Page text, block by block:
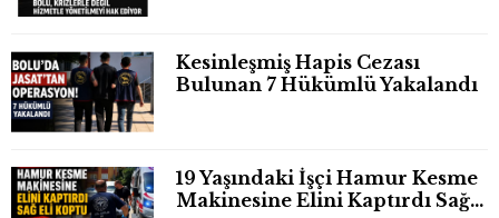
Kesinleşmiş Hapis Cezası
Bulunan 7 Hükümlü Yakalandı
19 Yaşındaki İşçi Hamur Kesme
Makinesine Elini Kaptırdı Sağ